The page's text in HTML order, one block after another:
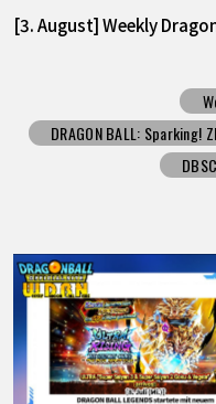
[3. August] Weekly
DRAGON BALL: Sparking!